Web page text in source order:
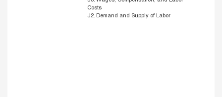
Costs
J2. Demand and Supply of Labor